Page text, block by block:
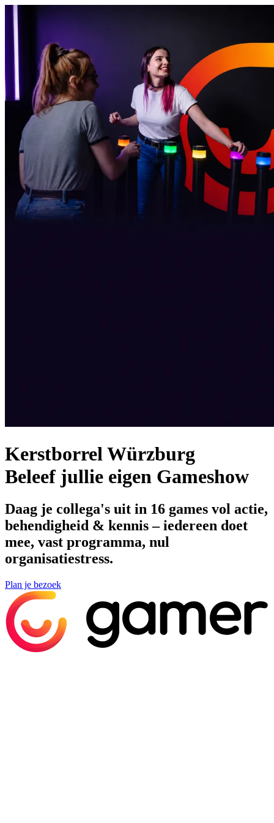
Kerstborrel Würzburg
Beleef jullie eigen Gameshow
Daag je collega's uit in 16 games vol actie,
behendigheid & kennis – iedereen doet
mee, vast programma, nul
organisatiestress.
Plan je bezoek